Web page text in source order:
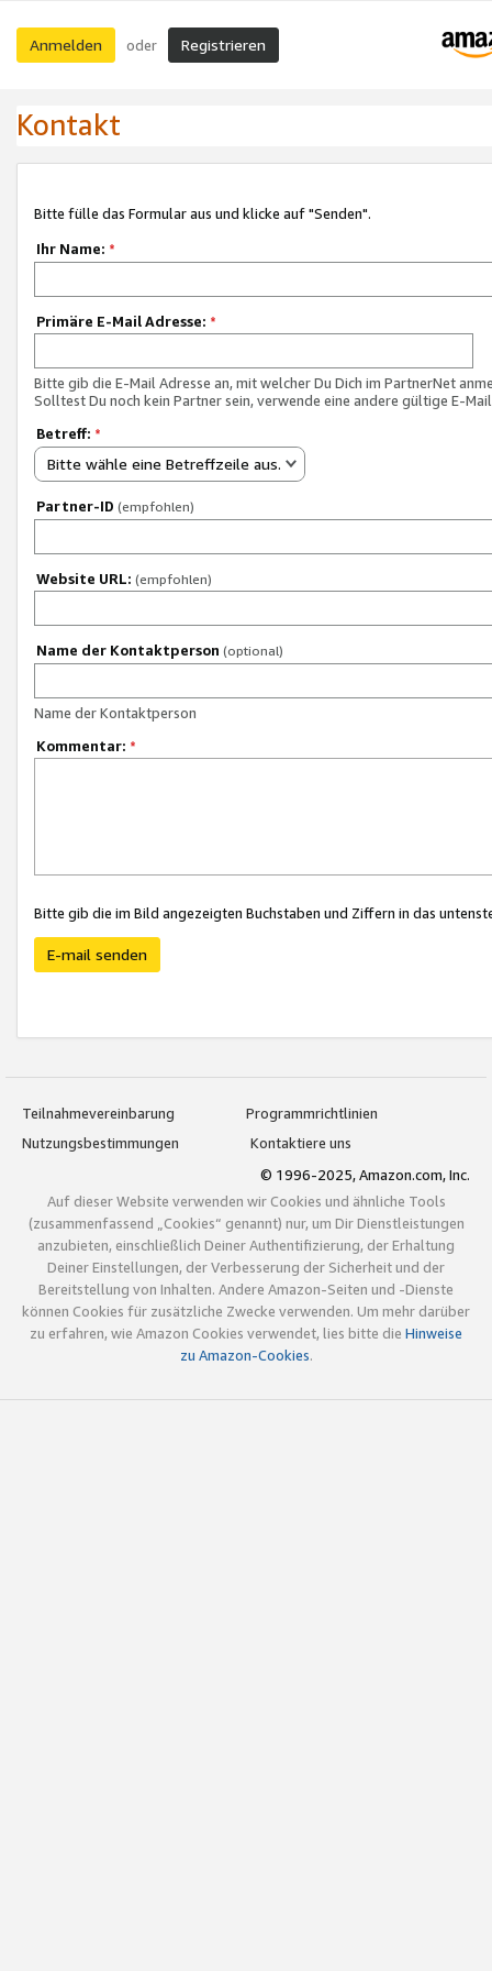
Anmelden oder Registrieren
Kontakt
Bitte fülle das Formular aus und klicke auf "Senden".
Ihr Name: *
Primäre E-Mail Adresse: *
Bitte gib die E-Mail Adresse an, mit welcher Du Dich im PartnerNet
Solltest Du noch kein Partner sein, verwende eine andere gültige E-
Betreff: *
Bitte wähle eine Betreffzeile aus.
Partner-ID (empfohlen)
Website URL: (empfohlen)
Name der Kontaktperson (optional)
Name der Kontaktperson
Kommentar: *
Bitte gib die im Bild angezeigten Buchstaben und Ziffern in das
E-mail senden
Teilnahmevereinbarung
Programmrichtlinien
Nutzungsbestimmungen
Kontaktiere uns
© 1996-2025, Amazon.com, Inc.
Auf dieser Website verwenden wir Cookies und ähnliche Tools
(zusammenfassend „Cookies“ genannt) nur, um Dir Dienstleistungen
anzubieten, einschließlich Deiner Authentifizierung, der Erhaltung
Deiner Einstellungen, der Verbesserung der Sicherheit und der
Bereitstellung von Inhalten. Andere Amazon-Seiten und -Dienste
können Cookies für zusätzliche Zwecke verwenden. Um mehr darüber
zu erfahren, wie Amazon Cookies verwendet, lies bitte die Hinweise
zu Amazon-Cookies.